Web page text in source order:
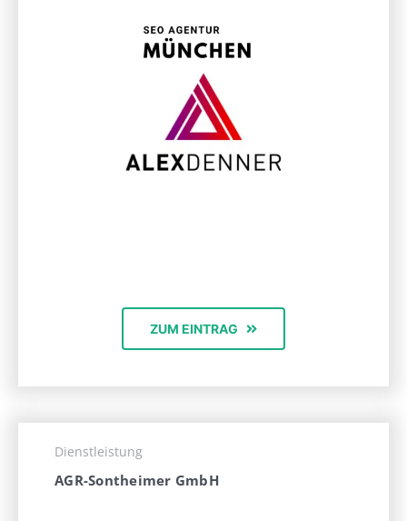
ZUM EINTRAG
Dienstleistung
AGR-Sontheimer GmbH